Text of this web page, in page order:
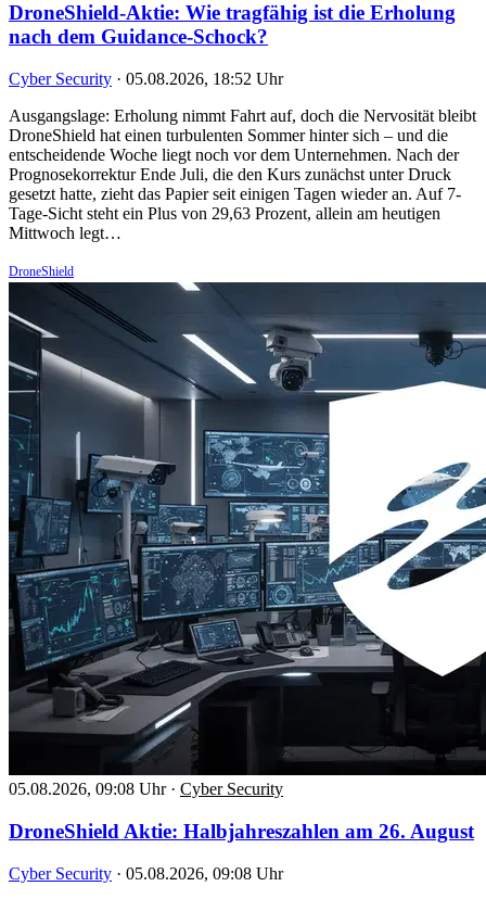
DroneShield-Aktie: Wie tragfähig ist die Erholung
nach dem Guidance-Schock?
Cyber Security · 05.08.2026, 18:52 Uhr
Ausgangslage: Erholung nimmt Fahrt auf, doch die Nervosität bleibt
DroneShield hat einen turbulenten Sommer hinter sich – und die
entscheidende Woche liegt noch vor dem Unternehmen. Nach der
Prognosekorrektur Ende Juli, die den Kurs zunächst unter Druck
gesetzt hatte, zieht das Papier seit einigen Tagen wieder an. Auf 7-
Tage-Sicht steht ein Plus von 29,63 Prozent, allein am heutigen
Mittwoch legt…
DroneShield
05.08.2026, 09:08 Uhr · Cyber Security
DroneShield Aktie: Halbjahreszahlen am 26. August
Cyber Security · 05.08.2026, 09:08 Uhr